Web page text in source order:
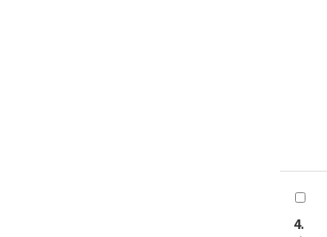
4.